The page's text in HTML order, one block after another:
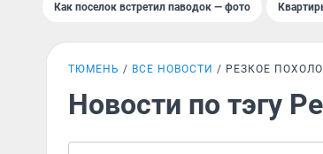
Как поселок встретил паводок — фото
ТЮМЕНЬ ВСЕ НОВОСТИ РЕЗКОЕ
Новости по тэгу